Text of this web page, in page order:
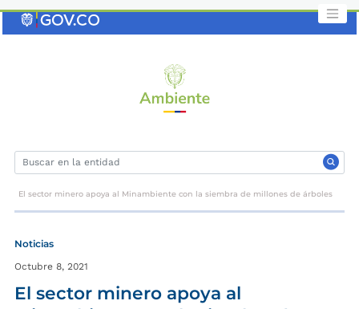
El sector minero apoya al Minambiente con la siembra de millones de árboles
Noticias
Octubre 8, 2021
El sector minero apoya al